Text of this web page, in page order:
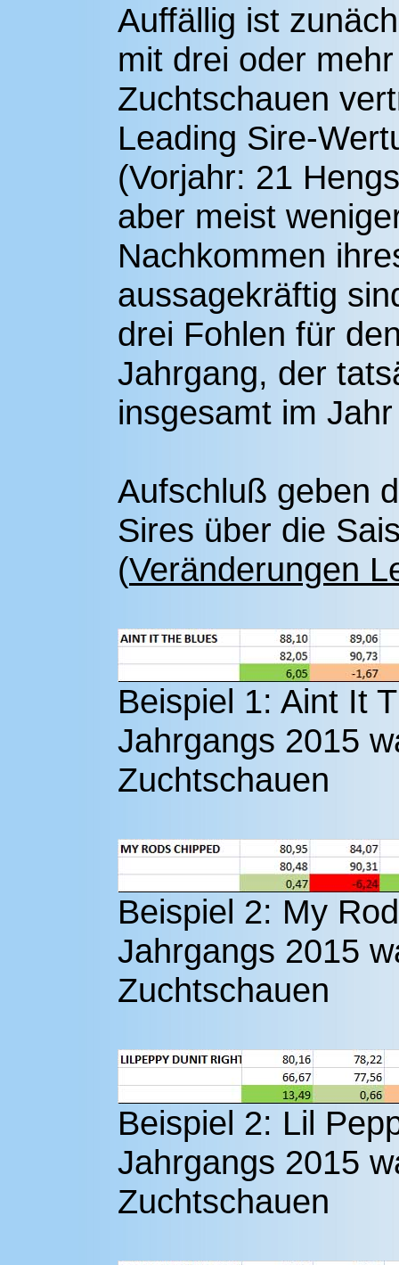
Auffällig ist
mit drei oder
Zuchtschauen
Leading Sire-
(Vorjahr: 21
aber meist
Nachkommen
aussagekräftig
drei Fohlen für
Jahrgang, der
insgesamt im
Aufschluß geben
Sires über die
(Veränderungen
Beispiel 1: Aint It
Jahrgangs 2015
Zuchtschauen
Beispiel 2: My
Jahrgangs 2015
Zuchtschauen
Beispiel 2: Lil
Jahrgangs 2015
Zuchtschauen